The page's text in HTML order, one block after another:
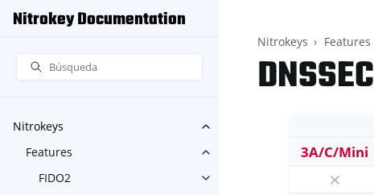
Nitrokey Documentation
Nitrokeys
Toggle navigation of Nitrokeys
Features
Toggle navigation of Features
FIDO2
Toggle navigation of FIDO2
Nitrokeys Features
DNSSEC
3A/C/Mini
⨯